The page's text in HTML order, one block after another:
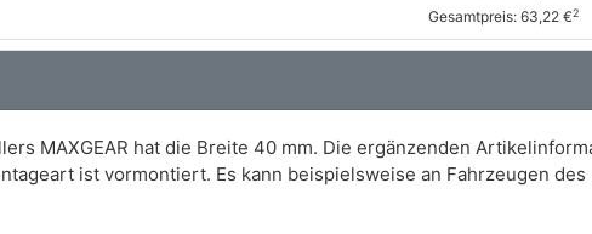
Gesamtpreis: 63,22 €2
MAXGEAR hat die Breite 40 mm. Die ergänzenden
ist vormontiert. Es kann beispielsweise an Fahrzeugen